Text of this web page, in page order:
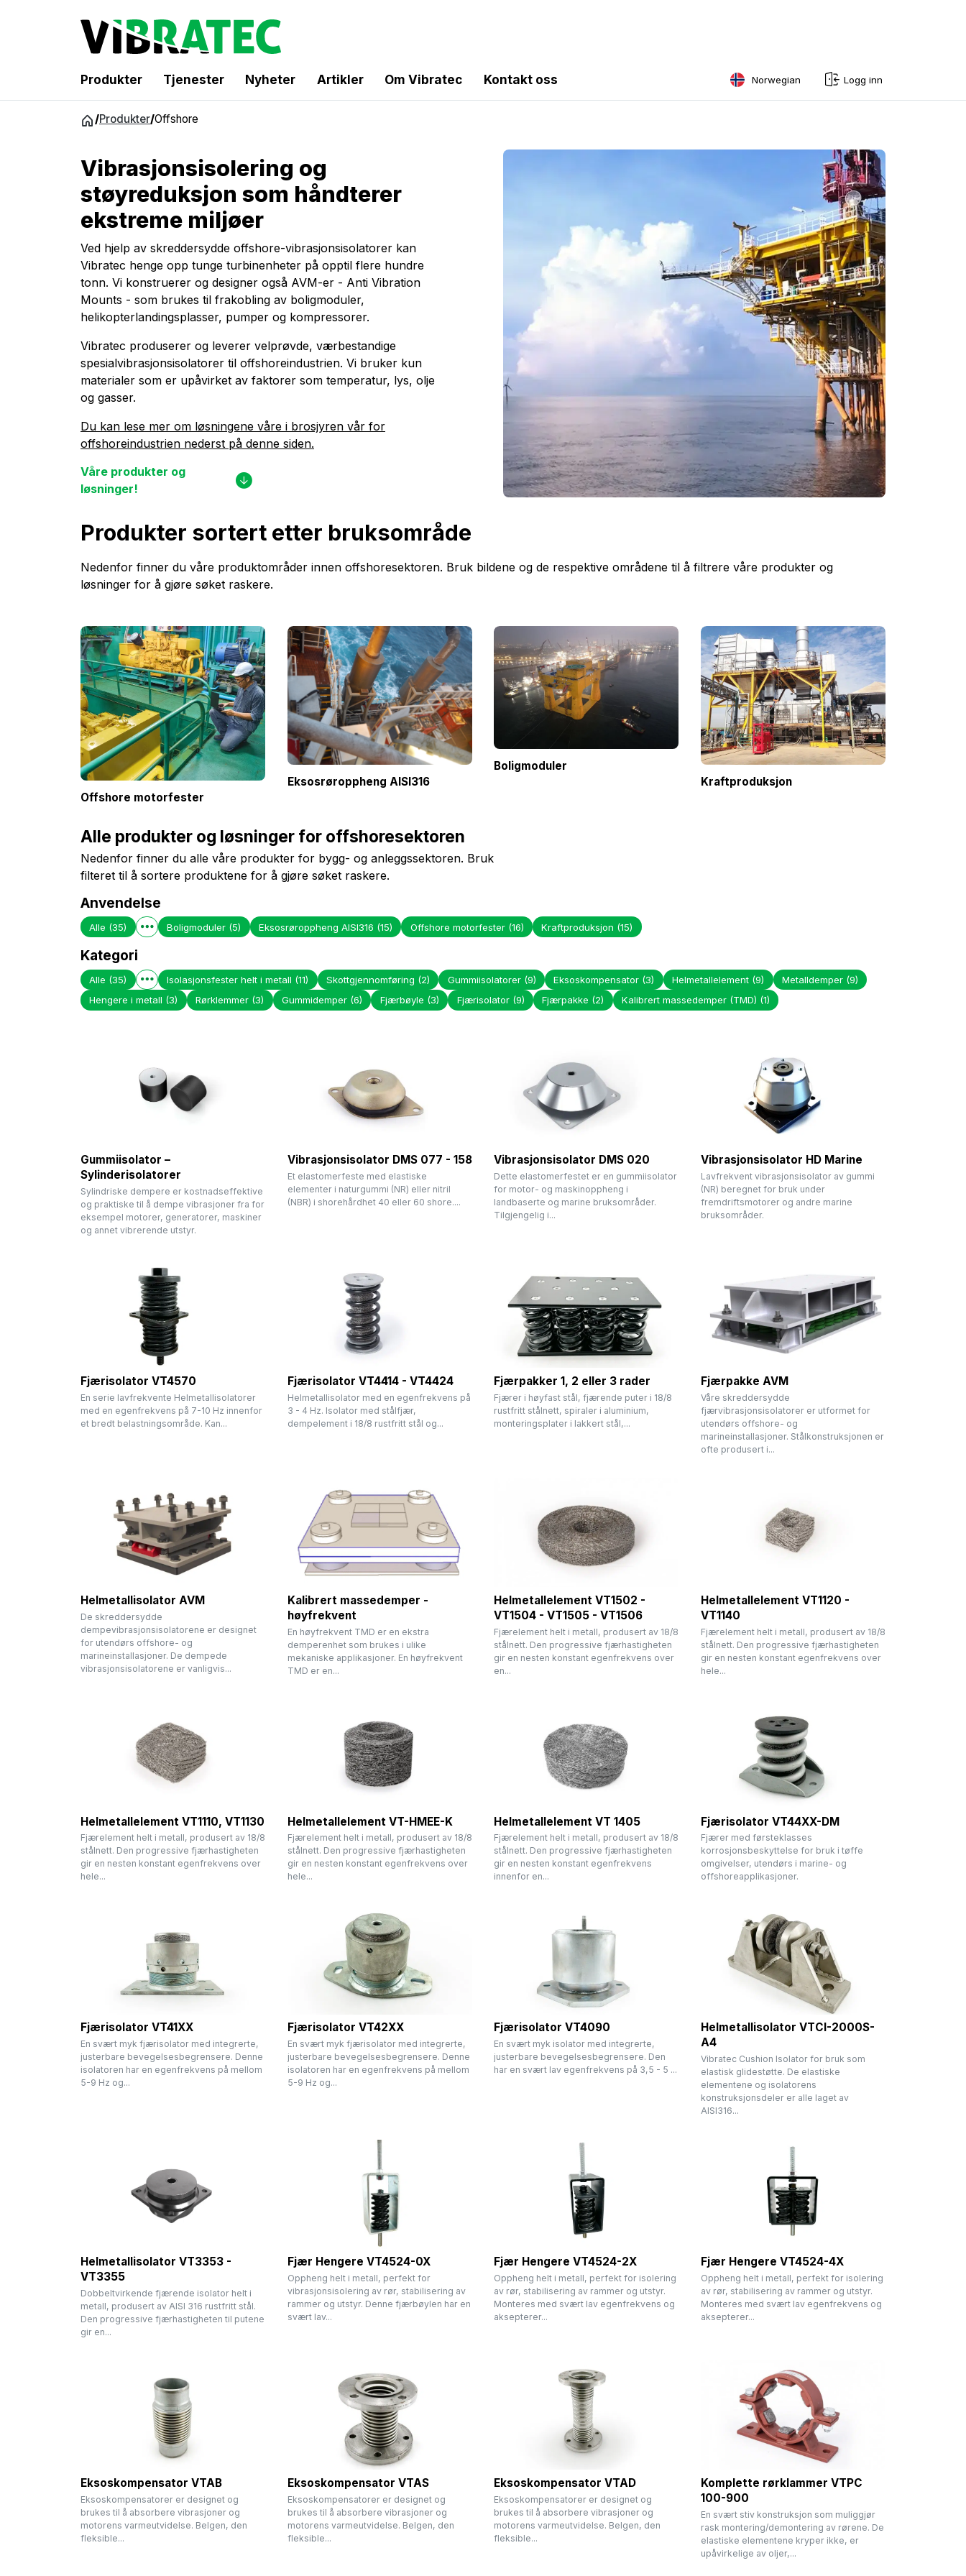
Produkter Tjenester Nyheter Artikler Om Vibratec Kontakt oss Norwegian
Estonian
Finnish
Danish
Logg inn
/Produkter/Offshore
Vibrasjonsisolering og
støyreduksjon som håndterer
ekstreme miljøer
Ved hjelp av skreddersydde offshore-vibrasjonsisolatorer kan
Vibratec henge opp tunge turbinenheter på opptil flere hundre
tonn. Vi konstruerer og designer også AVM-er - Anti Vibration
Mounts - som brukes til frakobling av boligmoduler,
helikopterlandingsplasser, pumper og kompressorer.
Vibratec produserer og leverer velprøvde, værbestandige
spesialvibrasjonsisolatorer til offshoreindustrien. Vi bruker kun
materialer som er upåvirket av faktorer som temperatur, lys, olje
og gasser.
Du kan lese mer om løsningene våre i brosjyren vår for
offshoreindustrien nederst på denne siden.
Våre produkter og
løsninger!
Produkter sortert etter bruksområde
Nedenfor finner du våre produktområder innen offshoresektoren. Bruk bildene og de respektive områdene til å filtrere våre produkter og
løsninger for å gjøre søket raskere.
Offshore motorfester
Eksosrøroppheng AISI316
Boligmoduler
Kraftproduksjon
Alle produkter og løsninger for offshoresektoren
Nedenfor finner du alle våre produkter for bygg- og anleggssektoren. Bruk
filteret til å sortere produktene for å gjøre søket raskere.
Anvendelse
Alle (35) Boligmoduler (5) Eksosrøroppheng AISI316 (15) Offshore motorfester (16) Kraftproduksjon (15)
Kategori
Alle (35) Isolasjonsfester helt i metall (11) Skottgjennomføring (2) Gummiisolatorer (9) Eksoskompensator (3) Helmetallelement (9) Metalldemper (9)
Hengere i metall (3) Rørklemmer (3) Gummidemper (6) Fjærbøyle (3) Fjærisolator (9) Fjærpakke (2) Kalibrert massedemper (TMD) (1)
Gummiisolator –
Sylinderisolatorer
Sylindriske dempere er kostnadseffektive
og praktiske til å dempe vibrasjoner fra for
eksempel motorer, generatorer, maskiner
og annet vibrerende utstyr.
Vibrasjonsisolator DMS 077 - 158
Et elastomerfeste med elastiske
elementer i naturgummi (NR) eller nitril
(NBR) i shorehårdhet 40 eller 60 shore....
Vibrasjonsisolator DMS 020
Dette elastomerfestet er en gummiisolator
for motor- og maskinoppheng i
landbaserte og marine bruksområder.
Tilgjengelig i...
Vibrasjonsisolator HD Marine
Lavfrekvent vibrasjonsisolator av gummi
(NR) beregnet for bruk under
fremdriftsmotorer og andre marine
bruksområder.
Fjærisolator VT4570
En serie lavfrekvente Helmetallisolatorer
med en egenfrekvens på 7-10 Hz innenfor
et bredt belastningsområde. Kan...
Fjærisolator VT4414 - VT4424
Helmetallisolator med en egenfrekvens på
3 - 4 Hz. Isolator med stålfjær,
dempelement i 18/8 rustfritt stål og...
Fjærpakker 1, 2 eller 3 rader
Fjærer i høyfast stål, fjærende puter i 18/8
rustfritt stålnett, spiraler i aluminium,
monteringsplater i lakkert stål,...
Fjærpakke AVM
Våre skreddersydde
fjærvibrasjonsisolatorer er utformet for
utendørs offshore- og
marineinstallasjoner. Stålkonstruksjonen er
ofte produsert i...
Helmetallisolator AVM
De skreddersydde
dempevibrasjonsisolatorene er designet
for utendørs offshore- og
marineinstallasjoner. De dempede
vibrasjonsisolatorene er vanligvis...
Kalibrert massedemper -
høyfrekvent
En høyfrekvent TMD er en ekstra
demperenhet som brukes i ulike
mekaniske applikasjoner. En høyfrekvent
TMD er en...
Helmetallelement VT1502 -
VT1504 - VT1505 - VT1506
Fjærelement helt i metall, produsert av 18/8
stålnett. Den progressive fjærhastigheten
gir en nesten konstant egenfrekvens over
en...
Helmetallelement VT1120 -
VT1140
Fjærelement helt i metall, produsert av 18/8
stålnett. Den progressive fjærhastigheten
gir en nesten konstant egenfrekvens over
hele...
Helmetallelement VT1110, VT1130
Fjærelement helt i metall, produsert av 18/8
stålnett. Den progressive fjærhastigheten
gir en nesten konstant egenfrekvens over
hele...
Helmetallelement VT-HMEE-K
Fjærelement helt i metall, produsert av 18/8
stålnett. Den progressive fjærhastigheten
gir en nesten konstant egenfrekvens over
hele...
Helmetallelement VT 1405
Fjærelement helt i metall, produsert av 18/8
stålnett. Den progressive fjærhastigheten
gir en nesten konstant egenfrekvens
innenfor en...
Fjærisolator VT44XX-DM
Fjærer med førsteklasses
korrosjonsbeskyttelse for bruk i tøffe
omgivelser, utendørs i marine- og
offshoreapplikasjoner.
Fjærisolator VT41XX
En svært myk fjærisolator med integrerte,
justerbare bevegelsesbegrensere. Denne
isolatoren har en egenfrekvens på mellom
5-9 Hz og...
Fjærisolator VT42XX
En svært myk fjærisolator med integrerte,
justerbare bevegelsesbegrensere. Denne
isolatoren har en egenfrekvens på mellom
5-9 Hz og...
Fjærisolator VT4090
En svært myk isolator med integrerte,
justerbare bevegelsesbegrensere. Den
har en svært lav egenfrekvens på 3,5 - 5 ...
Helmetallisolator VTCI-2000S-
A4
Vibratec Cushion Isolator for bruk som
elastisk glidestøtte. De elastiske
elementene og isolatorens
konstruksjonsdeler er alle laget av
AISI316...
Helmetallisolator VT3353 -
VT3355
Dobbeltvirkende fjærende isolator helt i
metall, produsert av AISI 316 rustfritt stål.
Den progressive fjærhastigheten til putene
gir en...
Fjær Hengere VT4524-0X
Oppheng helt i metall, perfekt for
vibrasjonsisolering av rør, stabilisering av
rammer og utstyr. Denne fjærbøylen har en
svært lav...
Fjær Hengere VT4524-2X
Oppheng helt i metall, perfekt for isolering
av rør, stabilisering av rammer og utstyr.
Monteres med svært lav egenfrekvens og
aksepterer...
Fjær Hengere VT4524-4X
Oppheng helt i metall, perfekt for isolering
av rør, stabilisering av rammer og utstyr.
Monteres med svært lav egenfrekvens og
aksepterer...
Eksoskompensator VTAB
Eksoskompensatorer er designet og
brukes til å absorbere vibrasjoner og
motorens varmeutvidelse. Belgen, den
fleksible...
Eksoskompensator VTAS
Eksoskompensatorer er designet og
brukes til å absorbere vibrasjoner og
motorens varmeutvidelse. Belgen, den
fleksible...
Eksoskompensator VTAD
Eksoskompensatorer er designet og
brukes til å absorbere vibrasjoner og
motorens varmeutvidelse. Belgen, den
fleksible...
Komplette rørklammer VTPC
100-900
En svært stiv konstruksjon som muliggjør
rask montering/demontering av rørene. De
elastiske elementene kryper ikke, er
upåvirkelige av oljer,...